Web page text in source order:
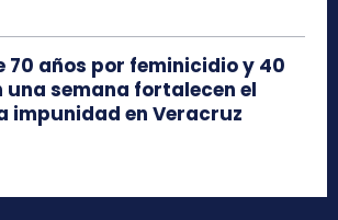
70 años por feminicidio y 40
una semana fortalecen el
impunidad en Veracruz